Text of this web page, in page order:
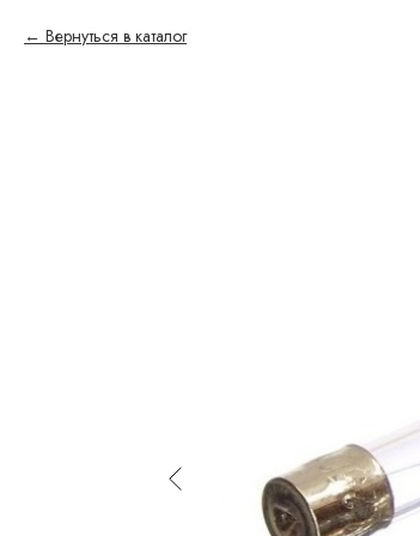
Вернуться в каталог